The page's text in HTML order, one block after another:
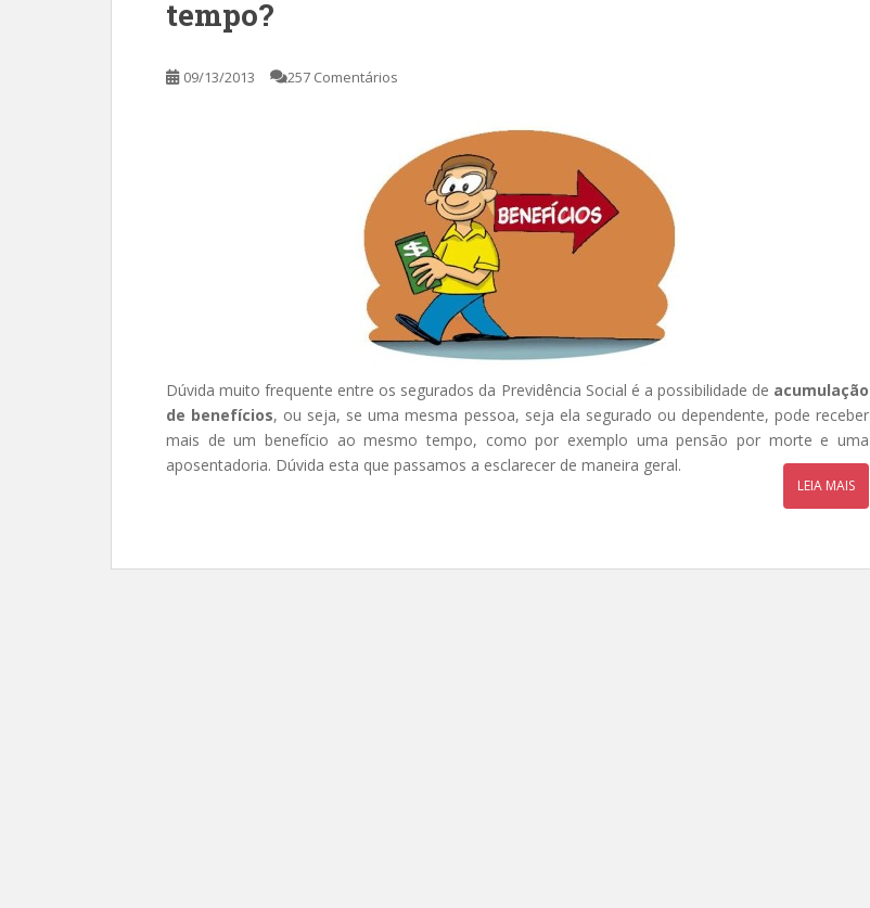
tempo?
09/13/2013 257 Comentários
Dúvida muito frequente entre os segurados da Previdência Social é a possibilidade de acumulação
de benefícios, ou seja, se uma mesma pessoa, seja ela segurado ou dependente, pode receber
mais de um benefício ao mesmo tempo, como por exemplo uma pensão por morte e uma
aposentadoria. Dúvida esta que passamos a esclarecer de maneira geral.
LEIA MAIS